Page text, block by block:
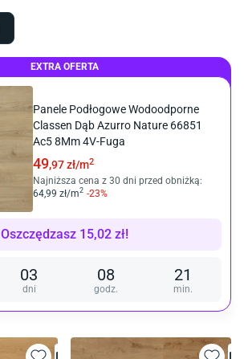
EXTRA OFERTA
Panele Podłogowe Wodoodporne
Classen Dąb Azurro Nature 66851
Ac5 8Mm 4V-Fuga
49,97 zł/m2
Najniższa cena z 30 dni przed obniżką:
64,99 zł/m2 -23%
Oszczędzasz 15,02 zł!
03
dni
08
godz.
21
min.